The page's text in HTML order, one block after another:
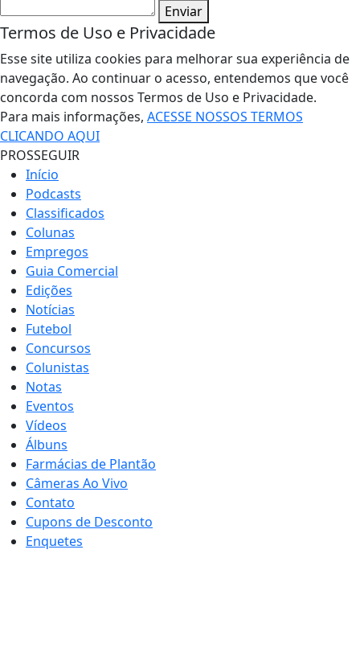
Enviar
Termos de Uso e Privacidade
Esse site utiliza cookies para melhorar sua experiência de
navegação. Ao continuar o acesso, entendemos que você
concorda com nossos Termos de Uso e Privacidade.
Para mais informações, ACESSE NOSSOS TERMOS
CLICANDO AQUI
PROSSEGUIR
Início
Podcasts
Classificados
Colunas
Empregos
Guia Comercial
Edições
Notícias
Futebol
Concursos
Colunistas
Notas
Eventos
Vídeos
Álbuns
Farmácias de Plantão
Câmeras Ao Vivo
Contato
Cupons de Desconto
Enquetes